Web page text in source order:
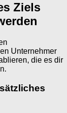
Ziels
Unternehmer
die es dir